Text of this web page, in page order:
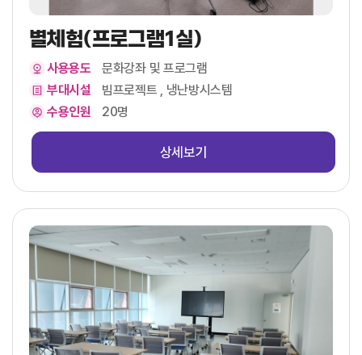
별체험(프로그램1실)
사용용도
문화강좌 및 프로그램
부대시설
빔프로젝트 , 냉난방시스템
수용인원
20명
상세보기